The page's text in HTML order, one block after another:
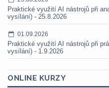
Praktické využití AI nástrojů při
vysílání) - 25.8.2026
01.09.2026
Praktické využití AI nástrojů při
vysílání) - 1.9.2026
ONLINE KURZY